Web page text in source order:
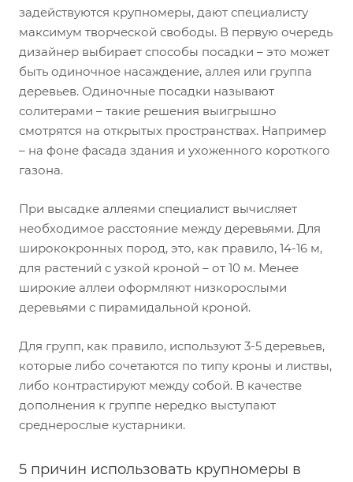
задействуются крупномеры, дают специалисту
максимум творческой свободы. В первую очередь
дизайнер выбирает способы посадки – это может
быть одиночное насаждение, аллея или группа
деревьев. Одиночные посадки называют
солитерами – такие решения выигрышно
смотрятся на открытых пространствах. Например
– на фоне фасада здания и ухоженного короткого
газона.
При высадке аллеями специалист вычисляет
необходимое расстояние между деревьями. Для
ширококронных пород, это, как правило, 14-16 м,
для растений с узкой кроной – от 10 м. Менее
широкие аллеи оформляют низкорослыми
деревьями с пирамидальной кроной.
Для групп, как правило, используют 3-5 деревьев,
которые либо сочетаются по типу кроны и листвы,
либо контрастируют между собой. В качестве
дополнения к группе нередко выступают
среднерослые кустарники.
5 причин использовать крупномеры в